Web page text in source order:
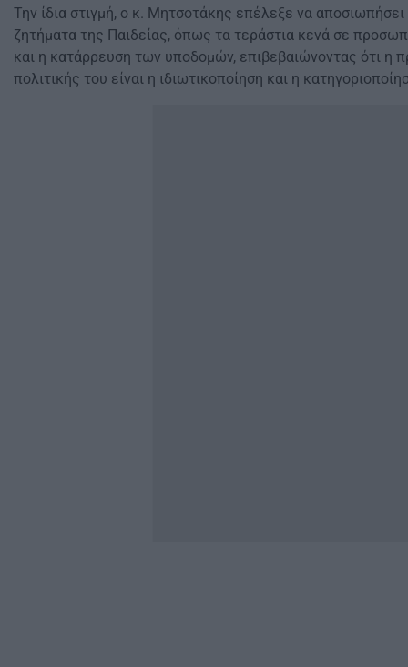
Την ίδια στιγμή, ο κ. Μητσοτάκης επέλεξε να
ζητήματα της Παιδείας, όπως τα τεράστια κενά σε
και η κατάρρευση των υποδομών, επιβεβαιώνοντας ότι η
πολιτικής του είναι η ιδιωτικοποίηση και η